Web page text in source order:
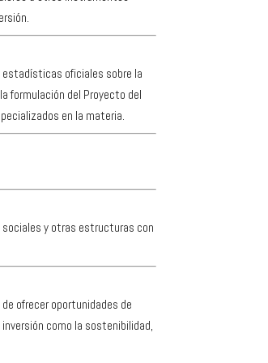
estadísticas oficiales sobre la
formulación del Proyecto del
en la materia.
sociales y otras estructuras con
ofrecer oportunidades de
como la sostenibilidad,